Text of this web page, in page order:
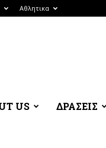
Αθλητικα
US ΔΡΆΣΕΙΣ